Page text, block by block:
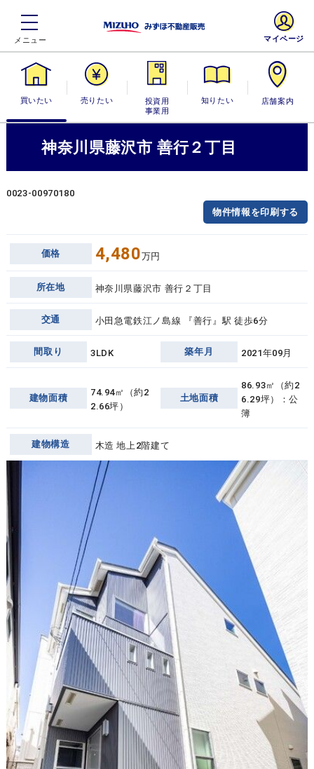
買いたい 売りたい
投資用・事業
用
知りたい 店舗案内
マイページ
神奈川県藤沢市 善行２丁目
0023-00970180
物件情報を印刷する
価格 4,480万円
所在地 神奈川県藤沢市 善行２丁目
交通 小田急電鉄江ノ島線 『善行』駅 徒歩6分
間取り 3LDK 築年月 2021年09月
建物面積
74.94㎡（約2
2.66坪）
土地面積
86.93㎡（約2
6.29坪）：公
簿
建物構造 木造 地上2階建て